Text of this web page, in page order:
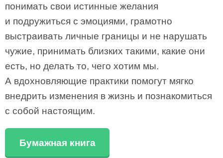
понимать свои истинные желания
и подружиться с эмоциями, грамотно
выстраивать личные границы и не нарушать
чужие, принимать близких такими, какие они
есть, но делать то, чего хотим мы.
А вдохновляющие практики помогут мягко
внедрить изменения в жизнь и познакомиться
с собой настоящим.
Бумажная книга